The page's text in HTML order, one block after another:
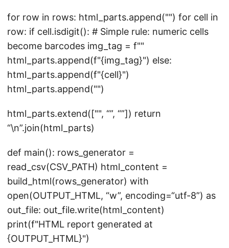
for row in rows: html_parts.append("") for cell in
row: if cell.isdigit(): # Simple rule: numeric cells
become barcodes img_tag = f""
html_parts.append(f"{img_tag}") else:
html_parts.append(f"{cell}")
html_parts.append("")
html_parts.extend(["", “”, “”]) return
“\n”.join(html_parts)
def main(): rows_generator =
read_csv(CSV_PATH) html_content =
build_html(rows_generator) with
open(OUTPUT_HTML, “w”, encoding=“utf-8”) as
out_file: out_file.write(html_content)
print(f"HTML report generated at
{OUTPUT_HTML}")